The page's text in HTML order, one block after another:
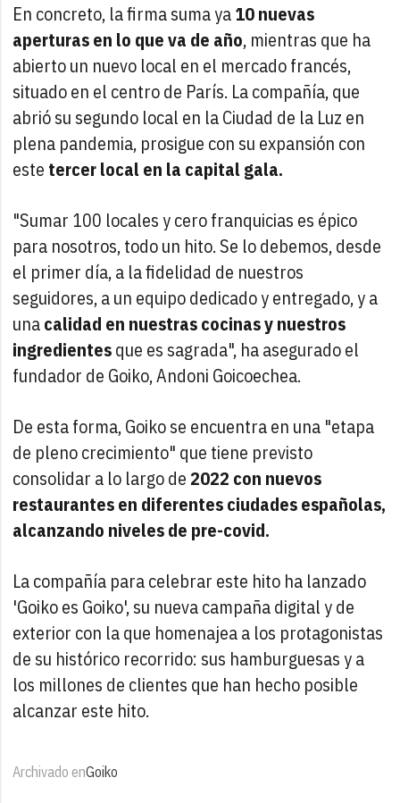
En concreto, la firma suma ya10 nuevas
aperturas en lo que va de año, mientras que ha
abierto un nuevo local en el mercado francés,
situado en el centro de París. La compañía, que
abrió su segundo local en la Ciudad de la Luz en
plena pandemia, prosigue con su expansión con
este tercer local en la capital gala.
"Sumar 100 locales y cero franquicias es épico
para nosotros, todo un hito. Se lo debemos, desde
el primer día, a la fidelidad de nuestros
seguidores, a un equipo dedicado y entregado, y a
unacalidad en nuestras cocinas y nuestros
ingredientesque es sagrada", ha asegurado el
fundador de Goiko, Andoni Goicoechea.
De esta forma, Goiko se encuentra en una "etapa
de pleno crecimiento" que tiene previsto
consolidar a lo largo de2022 con nuevos
restaurantes en diferentes ciudades españolas,
alcanzando niveles de pre-covid.
La compañía para celebrar este hito ha lanzado
'Goiko es Goiko', su nueva campaña digital y de
exterior con la que homenajea a los protagonistas
de su histórico recorrido: sus hamburguesas y a
los millones de clientes que han hecho posible
alcanzar este hito.
Archivado enGoiko